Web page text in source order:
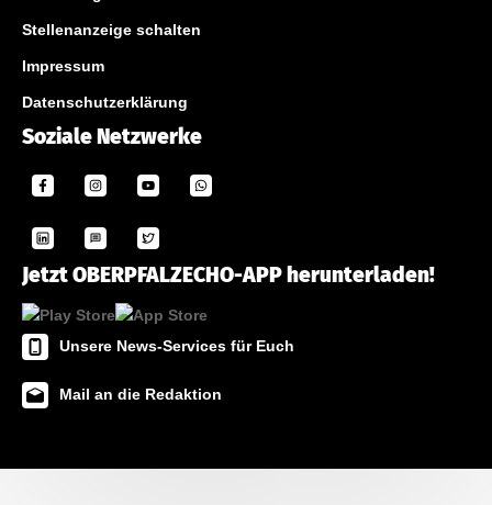
Stellenanzeige schalten
Impressum
Datenschutzerklärung
Soziale Netzwerke
Jetzt OBERPFALZECHO-APP herunterladen!
Unsere News-Services für Euch
Mail an die Redaktion